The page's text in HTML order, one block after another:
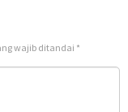
wajib ditandai *